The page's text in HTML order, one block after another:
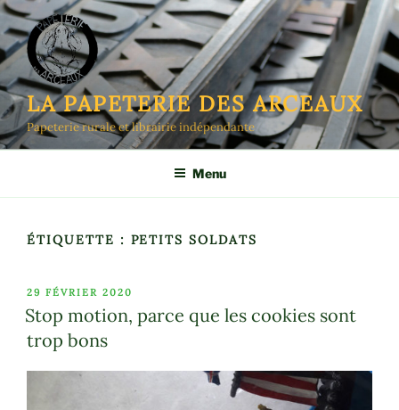
Aller
au
contenu
principal
LA PAPETERIE DES ARCEAUX
Papeterie rurale et librairie indépendante
Menu
ÉTIQUETTE : PETITS SOLDATS
PUBLIÉ
LE
29 FÉVRIER 2020
Stop motion, parce que les cookies sont
trop bons